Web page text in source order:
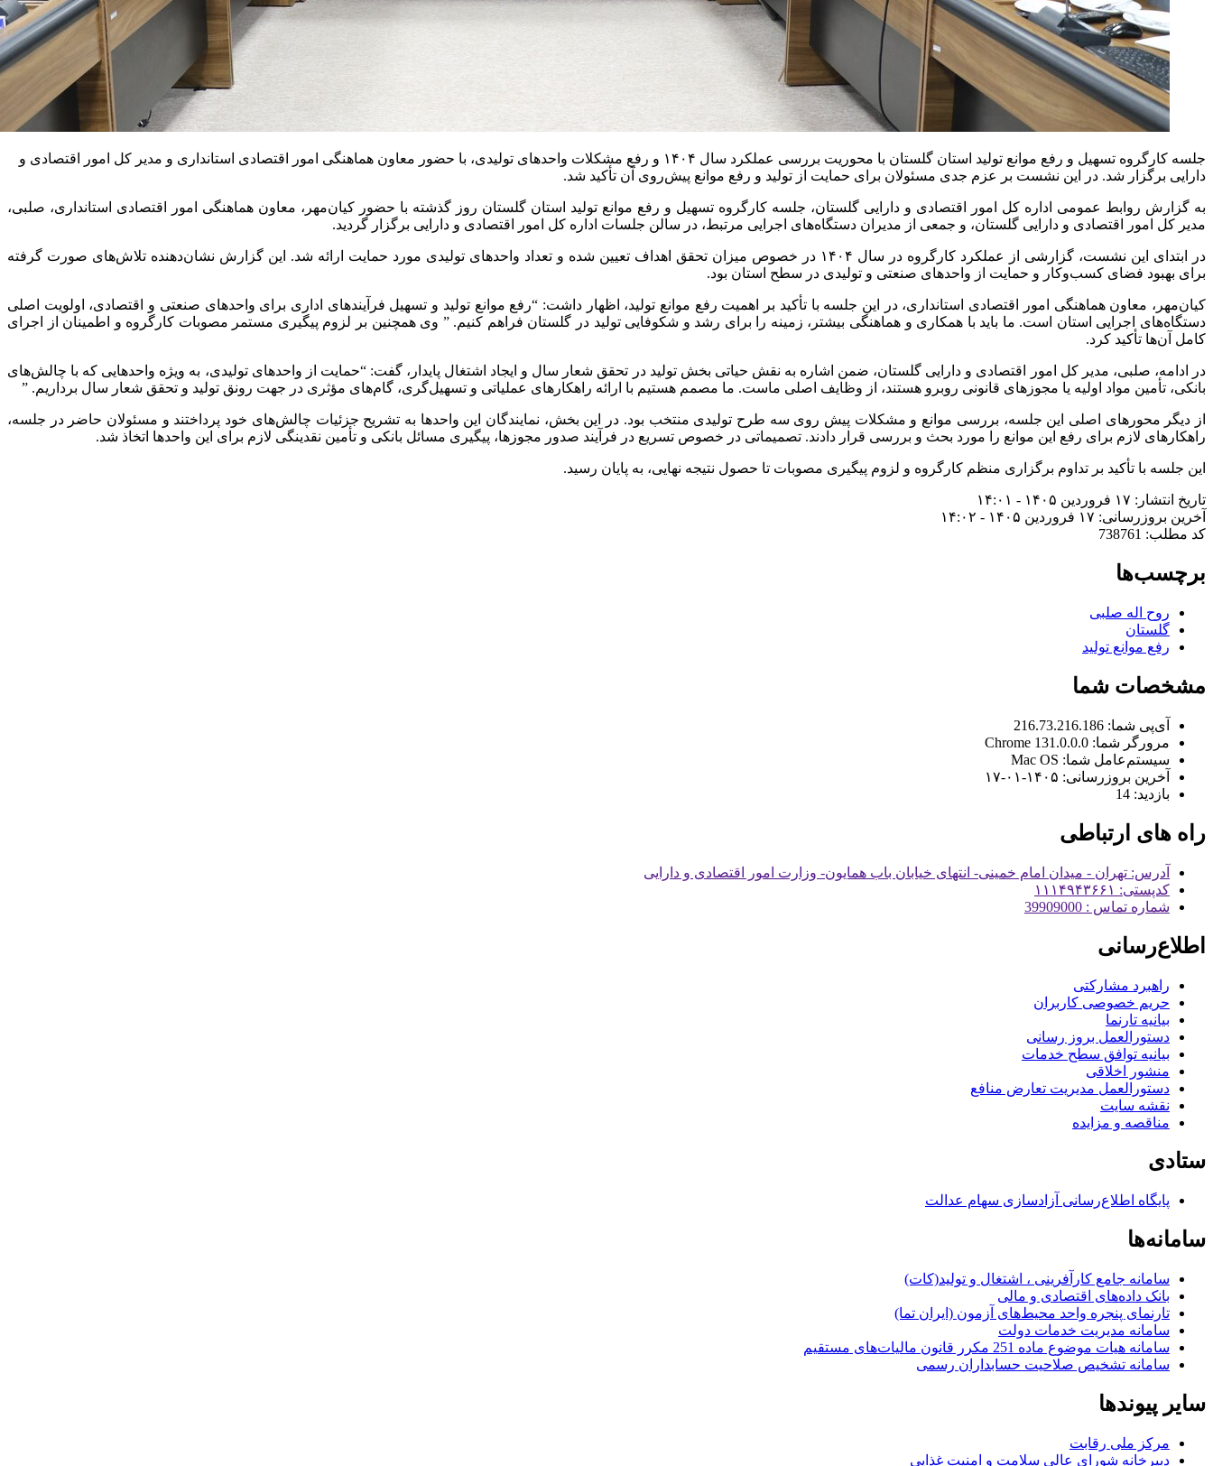
جلسه کارگروه تسهیل و رفع موانع تولید استان گلستان با محوریت بررسی عملکرد سال ۱۴۰۴ و رفع مشکلات واحدهای تولیدی، با حضور معاون هماهنگی امور اقتصادی استانداری و مدیر کل امور اقتصادی و
دارایی برگزار شد. در این نشست بر عزم جدی مسئولان برای حمایت از تولید و رفع موانع پیش‌روی آن تأکید شد.
به گزارش روابط عمومی اداره کل امور اقتصادی و دارایی گلستان، جلسه کارگروه تسهیل و رفع موانع تولید استان گلستان روز گذشته با حضور کیان‌مهر، معاون هماهنگی امور اقتصادی استانداری، صلبی،
مدیر کل امور اقتصادی و دارایی گلستان، و جمعی از مدیران دستگاه‌های اجرایی مرتبط، در سالن جلسات اداره کل امور اقتصادی و دارایی برگزار گردید.
در ابتدای این نشست، گزارشی از عملکرد کارگروه در سال ۱۴۰۴ در خصوص میزان تحقق اهداف تعیین شده و تعداد واحدهای تولیدی مورد حمایت ارائه شد. این گزارش نشان‌دهنده تلاش‌های صورت گرفته
برای بهبود فضای کسب‌وکار و حمایت از واحدهای صنعتی و تولیدی در سطح استان بود.
کیان‌مهر، معاون هماهنگی امور اقتصادی استانداری، در این جلسه با تأکید بر اهمیت رفع موانع تولید، اظهار داشت: “رفع موانع تولید و تسهیل فرآیندهای اداری برای واحدهای صنعتی و اقتصادی، اولویت اصلی
دستگاه‌های اجرایی استان است. ما باید با همکاری و هماهنگی بیشتر، زمینه را برای رشد و شکوفایی تولید در گلستان فراهم کنیم. ” وی همچنین بر لزوم پیگیری مستمر مصوبات کارگروه و اطمینان از اجرای
کامل آن‌ها تأکید کرد.
در ادامه، صلبی، مدیر کل امور اقتصادی و دارایی گلستان، ضمن اشاره به نقش حیاتی بخش تولید در تحقق شعار سال و ایجاد اشتغال پایدار، گفت: “حمایت از واحدهای تولیدی، به ویژه واحدهایی که با چالش‌های
بانکی، تأمین مواد اولیه یا مجوزهای قانونی روبرو هستند، از وظایف اصلی ماست. ما مصمم هستیم با ارائه راهکارهای عملیاتی و تسهیل‌گری، گام‌های مؤثری در جهت رونق تولید و تحقق شعار سال برداریم. ”
از دیگر محورهای اصلی این جلسه، بررسی موانع و مشکلات پیش روی سه طرح تولیدی منتخب بود. در این بخش، نمایندگان این واحدها به تشریح جزئیات چالش‌های خود پرداختند و مسئولان حاضر در جلسه،
راهکارهای لازم برای رفع این موانع را مورد بحث و بررسی قرار دادند. تصمیماتی در خصوص تسریع در فرآیند صدور مجوزها، پیگیری مسائل بانکی و تأمین نقدینگی لازم برای این واحدها اتخاذ شد.
این جلسه با تأکید بر تداوم برگزاری منظم کارگروه و لزوم پیگیری مصوبات تا حصول نتیجه نهایی، به پایان رسید.
تاریخ انتشار: ۱۷ فروردین ۱۴۰۵ - ۱۴:۰۱
آخرین بروزرسانی: ۱۷ فروردین ۱۴۰۵ - ۱۴:۰۲
کد مطلب: 738761
برچسب‌ها
روح اله صلبی
گلستان
رفع موانع تولید
مشخصات شما
آی‌پی شما: 216.73.216.186
مرورگر شما: 131.0.0.0 Chrome
سیستم‌عامل شما: Mac OS
آخرین بروزرسانی: ۱۴۰۵-۰۱-۱۷
بازدید: 14
راه های ارتباطی
آدرس: تهران - میدان امام خمینی- انتهای خیابان باب همایون- وزارت امور اقتصادی و دارایی
کدپستی: ۱۱۱۴۹۴۳۶۶۱
شماره تماس : 39909000
اطلاع‌رسانی
راهبرد مشارکتی
حریم خصوصی کاربران
بیانیه تارنما
دستورالعمل بروز رسانی
بیانیه توافق سطح خدمات
منشور اخلاقی
دستورالعمل مدیریت تعارض منافع
نقشه سایت
مناقصه و مزایده
ستادی
پایگاه اطلاع‌رسانی آزادسازی سهام عدالت
سامانه‌ها
سامانه جامع کارآفرینی ، اشتغال و تولید(کات)
بانک داده‌های اقتصادی و مالی
تارنمای پنجره واحد محیط‌های آزمون (ایران تما)
سامانه مدیریت خدمات دولت
سامانه هیات موضوع ماده 251 مکرر قانون مالیات‌های مستقیم
سامانه تشخیص صلاحیت حسابداران رسمی
سایر پیوندها
مرکز ملی رقابت
دبیرخانه شورای عالی سلامت و امنیت غذایی